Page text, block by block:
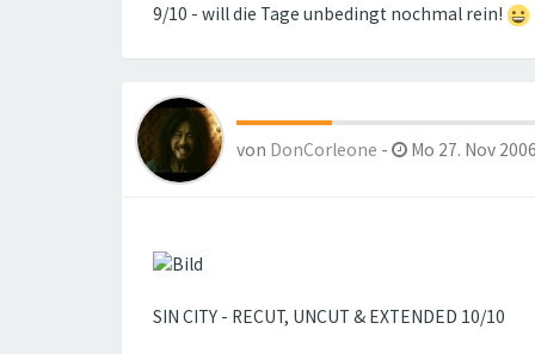
9/10 - will die Tage unbedingt nochmal rein!
von DonCorleone - Mo 27. Nov
SIN CITY - RECUT, UNCUT & EXTENDED 10/10